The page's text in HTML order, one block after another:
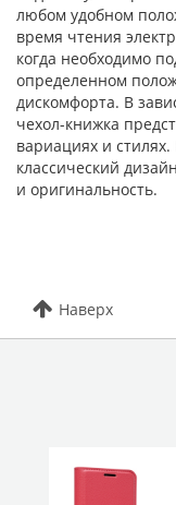
любом удобном
время чтения
когда необходимо
определенном
дискомфорта. В
чехол-книжка
вариациях и
классический
и оригинальность.
Наверх